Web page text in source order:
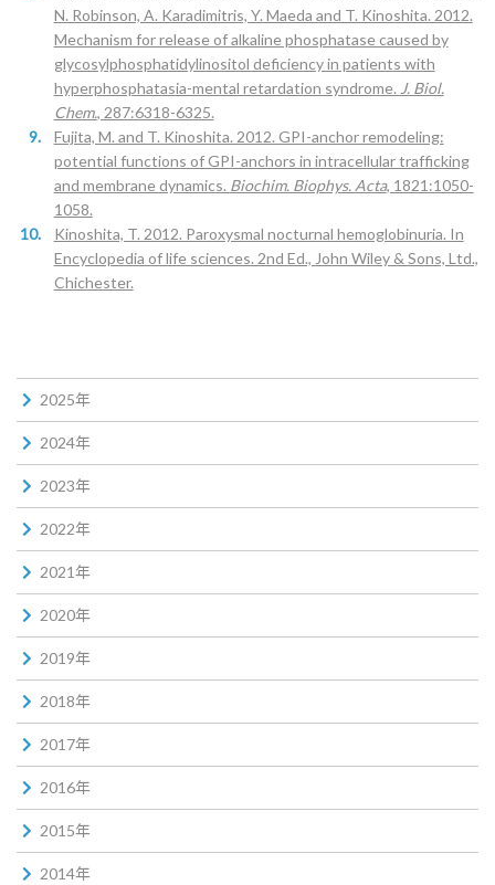
N. Robinson, A. Karadimitris, Y. Maeda and T. Kinoshita. 2012.
Mechanism for release of alkaline phosphatase caused by
glycosylphosphatidylinositol deficiency in patients with
hyperphosphatasia-mental retardation syndrome. J. Biol.
Chem., 287:6318-6325.
Fujita, M. and T. Kinoshita. 2012. GPI-anchor remodeling:
potential functions of GPI-anchors in intracellular trafficking
and membrane dynamics. Biochim. Biophys. Acta, 1821:1050-
1058.
Kinoshita, T. 2012. Paroxysmal nocturnal hemoglobinuria. In
Encyclopedia of life sciences. 2nd Ed., John Wiley & Sons, Ltd.,
Chichester.
2025年
2024年
2023年
2022年
2021年
2020年
2019年
2018年
2017年
2016年
2015年
2014年